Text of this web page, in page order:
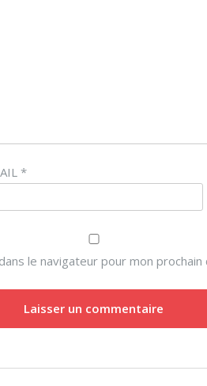
*
le navigateur pour mon prochain